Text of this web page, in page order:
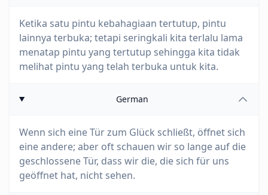
Ketika satu pintu kebahagiaan tertutup, pintu
lainnya terbuka; tetapi seringkali kita terlalu lama
menatap pintu yang tertutup sehingga kita tidak
melihat pintu yang telah terbuka untuk kita.
German
Wenn sich eine Tür zum Glück schließt, öffnet sich
eine andere; aber oft schauen wir so lange auf die
geschlossene Tür, dass wir die, die sich für uns
geöffnet hat, nicht sehen.